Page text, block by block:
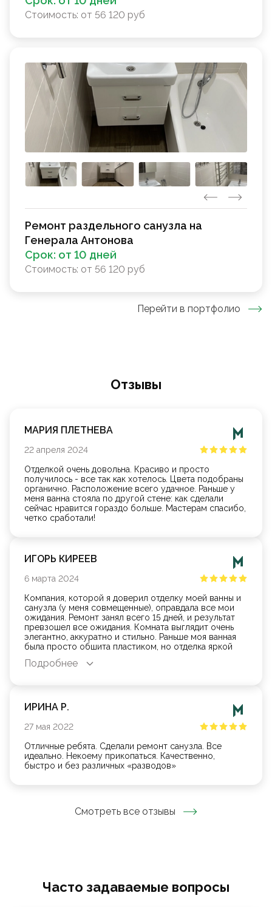
Стоимость: от 56 120 руб
Ремонт раздельного санузла на
Генерала Антонова
Срок: от 10 дней
Стоимость: от 56 120 руб
Перейти в портфолио
Oтзывы
МАРИЯ ПЛЕТНЕВА
22 апреля 2024
Отделкой очень довольна. Красиво и просто
получилось - все так как хотелось. Цвета подобраны
органично. Расположение всего удачное. Раньше у
меня ванна стояла по другой стене: как сделали
сейчас нравится гораздо больше. Мастерам спасибо,
четко сработали!
ИГОРЬ КИРЕЕВ
6 марта 2024
Компания, которой я доверил отделку моей ванны и
санузла (у меня совмещенные), оправдала все мои
ожидания. Ремонт занял всего 15 дней, и результат
превзошел все ожидания. Комната выглядит очень
элегантно, аккуратно и стильно. Раньше моя ванная
была просто обшита пластиком, но отделка яркой
очень благодарен Сервис для ремонта!
Подробнее
ИРИНА Р.
27 мая 2022
Отличные ребята. Сделали ремонт санузла. Все
идеально. Некоему прикопаться. Качественно,
быстро и без различных «разводов»
Смотреть все отзывы
Часто задаваемые вопросы